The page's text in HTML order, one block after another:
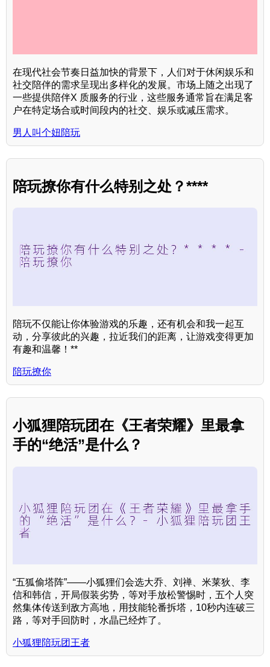
在现代社会节奏日益加快的背景下，人们对于休闲娱乐和
社交陪伴的需求呈现出多样化的发展。市场上随之出现了
一些提供陪伴X 质服务的行业，这些服务通常旨在满足客
户在特定场合或时间段内的社交、娱乐或减压需求。
男人叫个妞陪玩
陪玩撩你有什么特别之处？****
陪玩不仅能让你体验游戏的乐趣，还有机会和我一起互
动，分享彼此的兴趣，拉近我们的距离，让游戏变得更加
有趣和温馨！**
陪玩撩你
小狐狸陪玩团在《王者荣耀》里最拿
手的“绝活”是什么？
“五狐偷塔阵”——小狐狸们会选大乔、刘禅、米莱狄、李
信和韩信，开局假装劣势，等对手放松警惕时，五个人突
然集体传送到敌方高地，用技能轮番拆塔，10秒内连破三
路，等对手回防时，水晶已经炸了。
小狐狸陪玩团王者